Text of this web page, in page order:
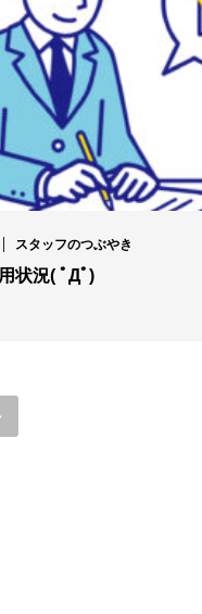
スタッフのつぶやき
状況( ﾟДﾟ)